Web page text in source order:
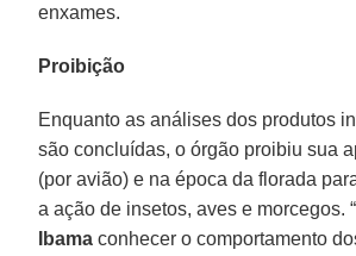
enxames.
Proibição
Enquanto as análises dos produtos
são concluídas, o órgão proibiu sua
(por avião) e na época da florada
a ação de insetos, aves e morcegos.
Ibama conhecer o comportamento